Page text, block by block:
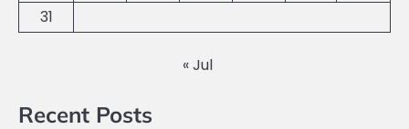
31
« Jul
Recent Posts